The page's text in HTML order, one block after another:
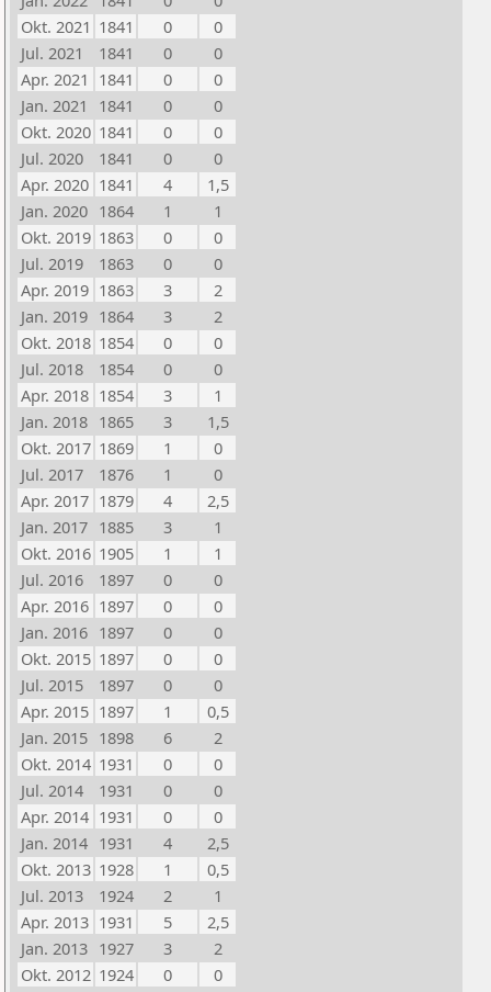
Okt. 2021 1841 0
0
Jul. 2021
1841 0
0
Apr. 2021 1841 0
0
Jan. 2021
1841 0
0
Okt. 2020 1841 0
0
Jul. 2020
1841 0
0
Apr. 2020 1841 4
1,5
Jan. 2020 1864 1
1
Okt. 2019 1863 0
0
Jul. 2019
1863 0
0
Apr. 2019 1863 3
2
Jan. 2019 1864 3
2
Okt. 2018 1854 0
0
Jul. 2018
1854 0
0
Apr. 2018 1854 3
1
Jan. 2018 1865 3
1,5
Okt. 2017 1869 1
0
Jul. 2017
1876 1
0
Apr. 2017 1879 4
2,5
Jan. 2017 1885 3
1
Okt. 2016 1905 1
1
Jul. 2016
1897 0
0
Apr. 2016 1897 0
0
Jan. 2016 1897 0
0
Okt. 2015 1897 0
0
Jul. 2015
1897 0
0
Apr. 2015 1897 1
0,5
Jan. 2015 1898 6
2
Okt. 2014 1931 0
0
Jul. 2014
1931 0
0
Apr. 2014 1931 0
0
Jan. 2014 1931 4
2,5
Okt. 2013 1928 1
0,5
Jul. 2013
1924 2
1
Apr. 2013 1931 5
2,5
Jan. 2013 1927 3
2
Okt. 2012 1924 0
0